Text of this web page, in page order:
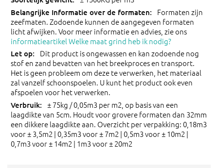
Formaten zijn
zeefmaten. Zodoende kunnen de aangegeven formaten
licht afwijken. Voor meer informatie en advies, zie ons
informatieartikel Welke maat grind heb ik nodig?
Dit product is ongewassen en kan zodoende nog
stof en zand bevatten van het breekproces en transport.
Het is geen probleem om deze te verwerken, het materiaal
zal vanzelf schoonspoelen. U kunt het product ook even
afspoelen voor het verwerken.
± 75kg / 0,05m3 per m2, op basis van een
laagdikte van 5cm. Houdt voor grovere formaten dan 32mm
een dikkere laagdikte aan. Overzicht per verpakking: 0,18m3
voor ± 3,5m2 | 0,35m3 voor ± 7m2 | 0,5m3 voor ± 10m2 |
0,7m3 voor ± 14m2 | 1m3 voor ± 20m2